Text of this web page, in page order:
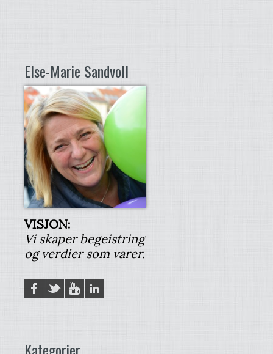
Else-Marie Sandvoll
VISJON:
Vi skaper begeistring
og verdier som varer.
FacebookTwitter YouTube
Kategorier